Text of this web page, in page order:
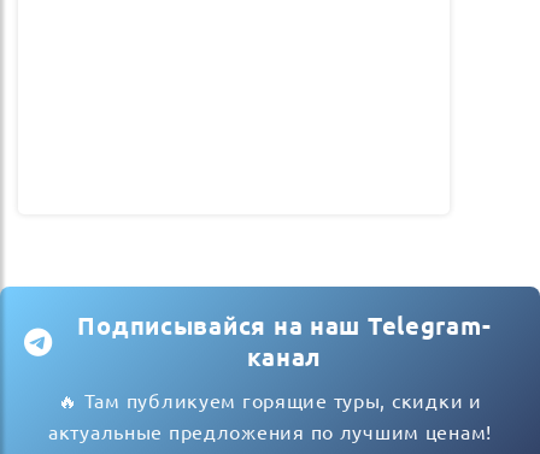
Подписывайся на наш Telegram-
канал
🔥 Там публикуем горящие туры, скидки и
актуальные предложения по лучшим ценам!